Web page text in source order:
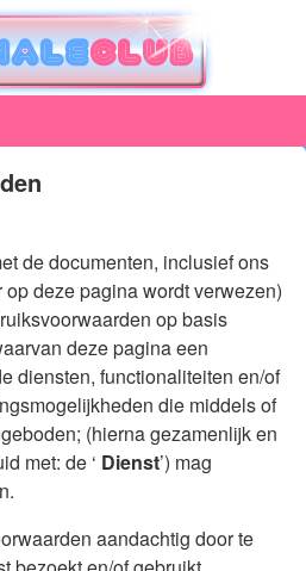
de documenten, inclusief ons
op deze pagina wordt verwezen)
op basis
deze pagina een
diensten, functionaliteiten en/of
die middels of
(hierna gezamenlijk en
met: de ‘ Dienst’) mag
aandachtig door te